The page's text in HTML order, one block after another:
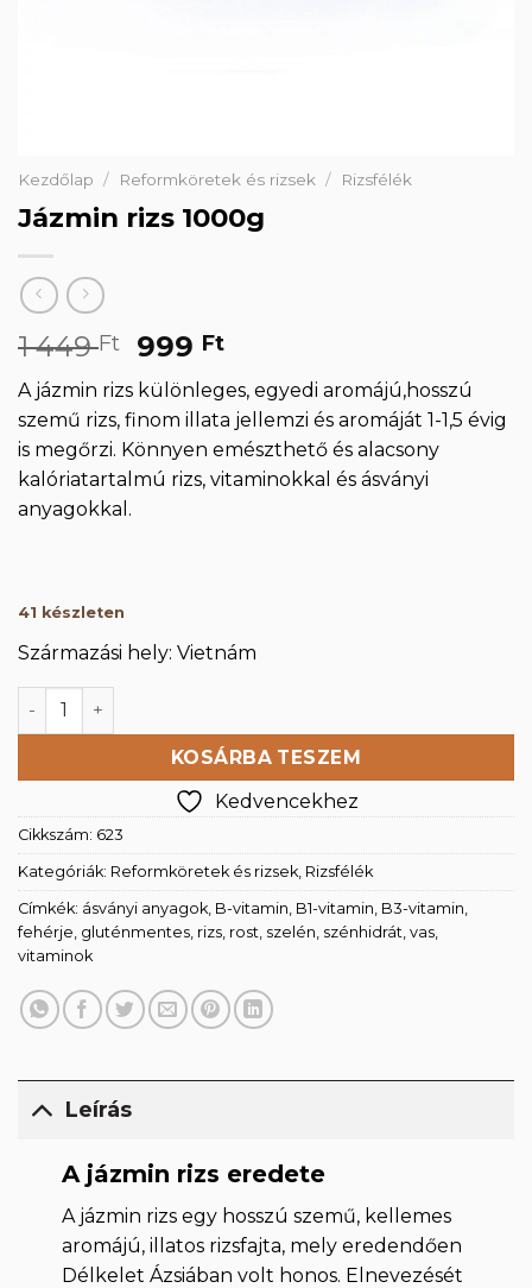
Kezdőlap / Reformköretek és rizsek / Rizsfélék
Jázmin rizs 1000g
1 449Ft
Original
price
was:
1
449 Ft.
999 FtCurrent
is:
999 Ft.
A jázmin rizs különleges, egyedi aromájú,hosszú
szemű rizs, finom illata jellemzi és aromáját 1-1,5 évig
is megőrzi. Könnyen emészthető és alacsony
kalóriatartalmú rizs, vitaminokkal és ásványi
anyagokkal.
41 készleten
Származási hely: Vietnám
Jázmin rizs 1000g mennyiség
KOSÁRBA TESZEM
Kedvencekhez
Cikkszám: 623
Kategóriák: Reformköretek és rizsek Rizsfélék
Címkék: ásványi anyagok B-vitamin B1-vitamin B3-vitamin
fehérje gluténmentes rizs rost szelén szénhidrát vas
vitaminok
Leírás
A jázmin rizs eredete
A jázmin rizs egy hosszú szemű, kellemes
aromájú, illatos rizsfajta, mely eredendően
Délkelet Ázsiában volt honos. Elnevezését